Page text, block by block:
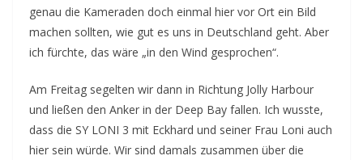
genau die Kameraden doch einmal hier vor Ort ein Bild
machen sollten, wie gut es uns in Deutschland geht. Aber
ich fürchte, das wäre „in den Wind gesprochen“.
Am Freitag segelten wir dann in Richtung Jolly Harbour
und ließen den Anker in der Deep Bay fallen. Ich wusste,
dass die SY LONI 3 mit Eckhard und seiner Frau Loni auch
hier sein würde. Wir sind damals zusammen über die